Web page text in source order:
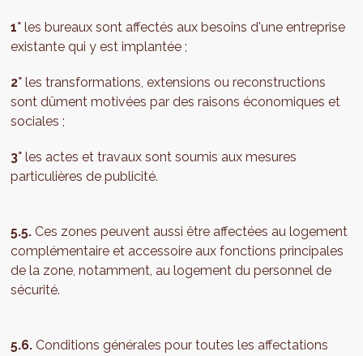
1°les bureaux sont affectés aux besoins d'une entreprise
existante qui y est implantée ;
2° les transformations, extensions ou reconstructions
sont dûment motivées par des raisons économiques et
sociales ;
3° les actes et travaux sont soumis aux mesures
particulières de publicité.
5.5.Ces zones peuvent aussi être affectées au logement
complémentaire et accessoire aux fonctions principales
de la zone, notamment, au logement du personnel de
sécurité.
5.6. Conditions générales pour toutes les affectations